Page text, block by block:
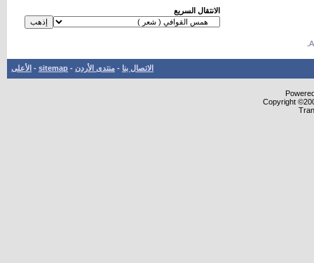
الانتقال السريع
الاتصال بنا - منتدى الأردن -
sitemap
- الأعلى
Copyright